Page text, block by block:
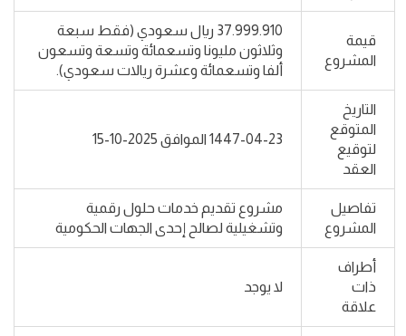
قيمة
المشروع
37.999.910 ريال سعودي (فقط سبعة
وثلاثون مليونا وتسعمائة وتسعة وتسعون
ألفا وتسعمائة وعشرة ريالات سعودي).
التاريخ
المتوقع
لتوقيع
العقد
1447-04-23 الموافق 2025-10-15
تفاصيل
المشروع
مشروع تقديم خدمات حلول رقمية
وتشغيلية لصالح إحدى الجهات الحكومية
أطراف
ذات
علاقة
لا يوجد